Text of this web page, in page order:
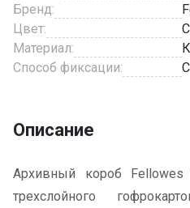
Бренд:
Цвет:
Материал:
Способ фиксации:
Описание
Архивный короб Fellowes
трехслойного